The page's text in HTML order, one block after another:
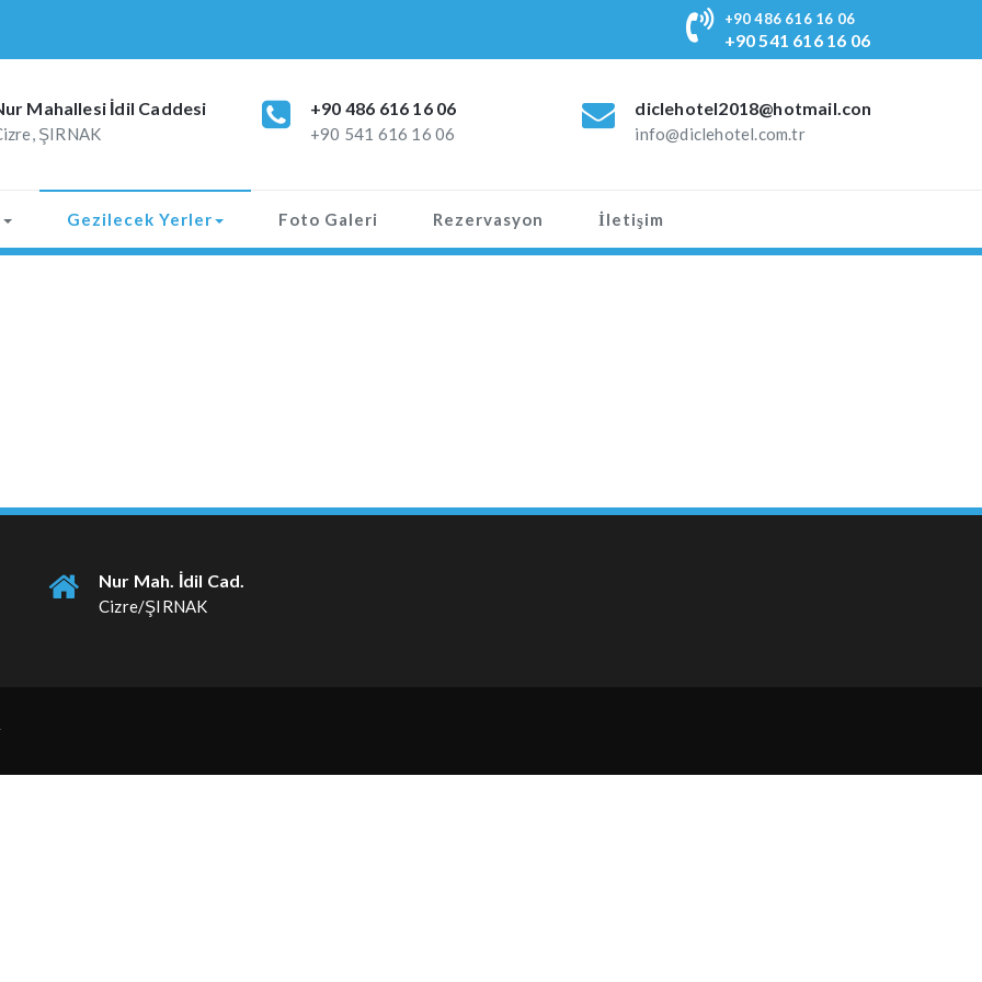
+90 486 616 16 06
+90 541 616 16 06
Mahallesi İdil Caddesi
ŞIRNAK
+90 486 616 16 06
+90 541 616 16 06
diclehotel2018@hotmail.com
info@diclehotel.com.tr
Gezilecek Yerler Foto Galeri Rezervasyon İletişim
Nur Mah. İdil Cad.
Cizre/ŞIRNAK